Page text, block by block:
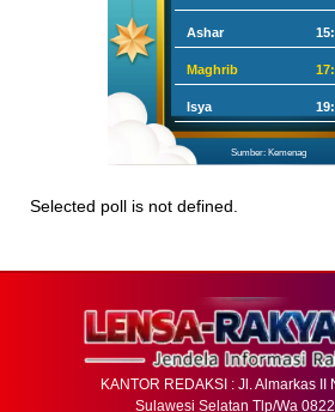
Ashar
Maghrib
Isya
Sumber: Kemenag
Selected poll is not defined.
KANTOR REDAKSI : Jl. Almarkas II
Sulawesi Selatan Tlp/Wa